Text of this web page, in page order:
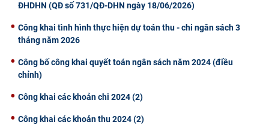
ĐHDHN (QĐ số 731/QĐ-DHN ngày 18/06/2026)
Công khai tình hình thực hiện dự toán thu - chi ngân sách 3
tháng năm 2026
Công bố công khai quyết toán ngân sách năm 2024 (điều
chỉnh)
Công khai các khoản chi 2024 (2)
Công khai các khoản thu 2024 (2)